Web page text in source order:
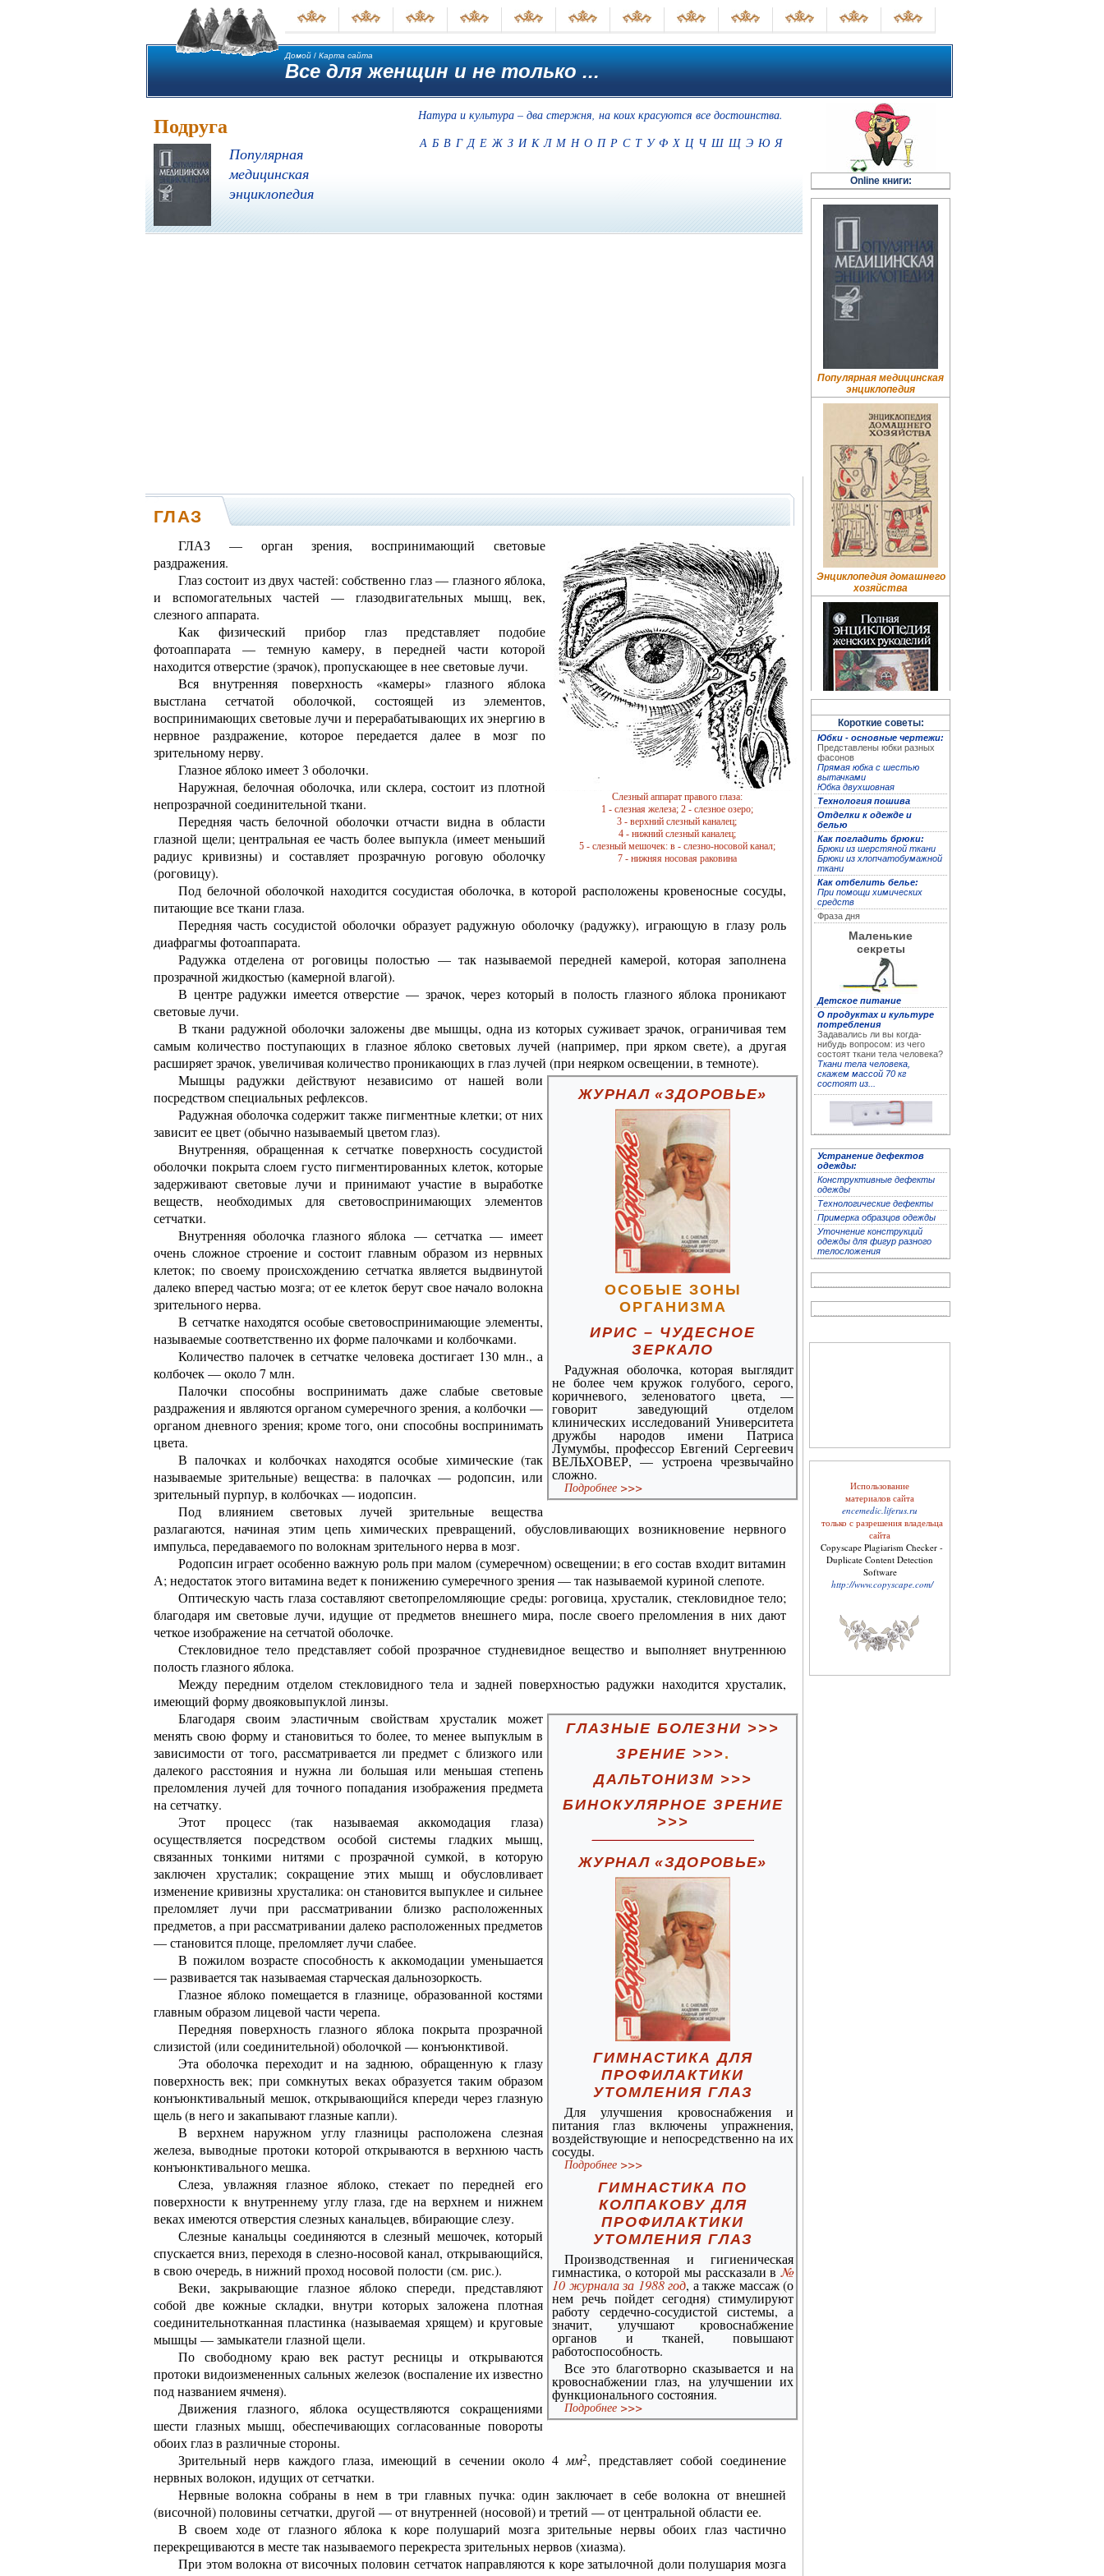
Домой / Карта сайта
Все для женщин и не только ...
Подруга
Популярная
медицинская
энциклопедия
Натура и культура – два стержня, на коих красуются все достоинства.
А Б В Г Д Е Ж З И К Л М Н О П Р С Т У Ф Х Ц Ч Ш Щ Э Ю Я
ГЛАЗ
Слезный аппарат правого глаза:
1 - слезная железа; 2 - слезное озеро;
3 - верхний слезный каналец;
4 - нижний слезный каналец;
5 - слезный мешочек: в - слезно-носовой канал;
7 - нижняя носовая раковина
ГЛАЗ — орган зрения, воспринимающий световые
раздражения.
Глаз состоит из двух частей: собственно глаз — глазного яблока,
и вспомогательных частей — глазодвигательных мышц, век,
слезного аппарата.
Как физический прибор глаз представляет подобие
фотоаппарата — темную камеру, в передней части которой
находится отверстие (зрачок), пропускающее в нее световые лучи.
Вся внутренняя поверхность «камеры» глазного яблока
выстлана сетчатой оболочкой, состоящей из элементов,
воспринимающих световые лучи и перерабатывающих их энергию в
нервное раздражение, которое передается далее в мозг по
зрительному нерву.
Глазное яблоко имеет 3 оболочки.
Наружная, белочная оболочка, или склера, состоит из плотной
непрозрачной соединительной ткани.
Передняя часть белочной оболочки отчасти видна в области
глазной щели; центральная ее часть более выпукла (имеет меньший
радиус кривизны) и составляет прозрачную роговую оболочку
(роговицу).
Под белочной оболочкой находится сосудистая оболочка, в которой расположены кровеносные сосуды,
питающие все ткани глаза.
Передняя часть сосудистой оболочки образует радужную оболочку (радужку), играющую в глазу роль
диафрагмы фотоаппарата.
Радужка отделена от роговицы полостью — так называемой передней камерой, которая заполнена
прозрачной жидкостью (камерной влагой).
В центре радужки имеется отверстие — зрачок, через который в полость глазного яблока проникают
световые лучи.
В ткани радужной оболочки заложены две мышцы, одна из которых суживает зрачок, ограничивая тем
самым количество поступающих в глазное яблоко световых лучей (например, при ярком свете), а другая
расширяет зрачок, увеличивая количество проникающих в глаз лучей (при неярком освещении, в темноте).
ЖУРНАЛ «ЗДОРОВЬЕ»
ОСОБЫЕ ЗОНЫ
ОРГАНИЗМА
ИРИС – ЧУДЕСНОЕ
ЗЕРКАЛО
Радужная оболочка, которая выглядит
не более чем кружок голубого, серого,
коричневого, зеленоватого цвета, —
говорит заведующий отделом
клинических исследований Университета
дружбы народов имени Патриса
Лумумбы, профессор Евгений Сергеевич
ВЕЛЬХОВЕР, — устроена чрезвычайно
сложно.
Подробнее >>>
Мышцы радужки действуют независимо от нашей воли
посредством специальных рефлексов.
Радужная оболочка содержит также пигментные клетки; от них
зависит ее цвет (обычно называемый цветом глаз).
Внутренняя, обращенная к сетчатке поверхность сосудистой
оболочки покрыта слоем густо пигментированных клеток, которые
задерживают световые лучи и принимают участие в выработке
веществ, необходимых для световоспринимающих элементов
сетчатки.
Внутренняя оболочка глазного яблока — сетчатка — имеет
очень сложное строение и состоит главным образом из нервных
клеток; по своему происхождению сетчатка является выдвинутой
далеко вперед частью мозга; от ее клеток берут свое начало волокна
зрительного нерва.
В сетчатке находятся особые световоспринимающие элементы,
называемые соответственно их форме палочками и колбочками.
Количество палочек в сетчатке человека достигает 130 млн., а
колбочек — около 7 млн.
Палочки способны воспринимать даже слабые световые
раздражения и являются органом сумеречного зрения, а колбочки —
органом дневного зрения; кроме того, они способны воспринимать
цвета.
В палочках и колбочках находятся особые химические (так
называемые зрительные) вещества: в палочках — родопсин, или
зрительный пурпур, в колбочках — иодопсин.
Под влиянием световых лучей зрительные вещества
разлагаются, начиная этим цепь химических превращений, обусловливающих возникновение нервного
импульса, передаваемого по волокнам зрительного нерва в мозг.
Родопсин играет особенно важную роль при малом (сумеречном) освещении; в его состав входит витамин
А; недостаток этого витамина ведет к понижению сумеречного зрения — так называемой куриной слепоте.
Оптическую часть глаза составляют светопреломляющие среды: роговица, хрусталик, стекловидное тело;
благодаря им световые лучи, идущие от предметов внешнего мира, после своего преломления в них дают
четкое изображение на сетчатой оболочке.
Стекловидное тело представляет собой прозрачное студневидное вещество и выполняет внутреннюю
полость глазного яблока.
Между передним отделом стекловидного тела и задней поверхностью радужки находится хрусталик,
имеющий форму двояковыпуклой линзы.
ГЛАЗНЫЕ БОЛЕЗНИ >>>
ЗРЕНИЕ >>>.
ДАЛЬТОНИЗМ >>>
БИНОКУЛЯРНОЕ ЗРЕНИЕ
>>>
ЖУРНАЛ «ЗДОРОВЬЕ»
ГИМНАСТИКА ДЛЯ
ПРОФИЛАКТИКИ
УТОМЛЕНИЯ ГЛАЗ
Для улучшения кровоснабжения и
питания глаз включены упражнения,
воздействующие и непосредственно на их
сосуды.
Подробнее >>>
ГИМНАСТИКА ПО
КОЛПАКОВУ ДЛЯ
ПРОФИЛАКТИКИ
УТОМЛЕНИЯ ГЛАЗ
Производственная и гигиеническая
гимнастика, о которой мы рассказали в №
10 журнала за 1988 год, а также массаж (о
нем речь пойдет сегодня) стимулируют
работу сердечно-сосудистой системы, а
значит, улучшают кровоснабжение
органов и тканей, повышают
работоспособность.
Все это благотворно сказывается и на
кровоснабжении глаз, на улучшении их
функционального состояния.
Подробнее >>>
Благодаря своим эластичным свойствам хрусталик может
менять свою форму и становиться то более, то менее выпуклым в
зависимости от того, рассматривается ли предмет с близкого или
далекого расстояния и нужна ли большая или меньшая степень
преломления лучей для точного попадания изображения предмета
на сетчатку.
Этот процесс (так называемая аккомодация глаза)
осуществляется посредством особой системы гладких мышц,
связанных тонкими нитями с прозрачной сумкой, в которую
заключен хрусталик; сокращение этих мышц и обусловливает
изменение кривизны хрусталика: он становится выпуклее и сильнее
преломляет лучи при рассматривании близко расположенных
предметов, а при рассматривании далеко расположенных предметов
— становится площе, преломляет лучи слабее.
В пожилом возрасте способность к аккомодации уменьшается
— развивается так называемая старческая дальнозоркость.
Глазное яблоко помещается в глазнице, образованной костями
главным образом лицевой части черепа.
Передняя поверхность глазного яблока покрыта прозрачной
слизистой (или соединительной) оболочкой — конъюнктивой.
Эта оболочка переходит и на заднюю, обращенную к глазу
поверхность век; при сомкнутых веках образуется таким образом
конъюнктивальный мешок, открывающийся кпереди через глазную
щель (в него и закапывают глазные капли).
В верхнем наружном углу глазницы расположена слезная
железа, выводные протоки которой открываются в верхнюю часть
конъюнктивального мешка.
Слеза, увлажняя глазное яблоко, стекает по передней его
поверхности к внутреннему углу глаза, где на верхнем и нижнем
веках имеются отверстия слезных канальцев, вбирающие слезу.
Слезные канальцы соединяются в слезный мешочек, который
спускается вниз, переходя в слезно-носовой канал, открывающийся,
в свою очередь, в нижний проход носовой полости (см. рис.).
Веки, закрывающие глазное яблоко спереди, представляют
собой две кожные складки, внутри которых заложена плотная
соединительнотканная пластинка (называемая хрящем) и круговые
мышцы — замыкатели глазной щели.
По свободному краю век растут ресницы и открываются
протоки видоизмененных сальных железок (воспаление их известно
под названием ячменя).
Движения глазного, яблока осуществляются сокращениями
шести глазных мышц, обеспечивающих согласованные повороты
обоих глаз в различные стороны.
Зрительный нерв каждого глаза, имеющий в сечении около 4 мм2, представляет собой соединение
нервных волокон, идущих от сетчатки.
Нервные волокна собраны в нем в три главных пучка: один заключает в себе волокна от внешней
(височной) половины сетчатки, другой — от внутренней (носовой) и третий — от центральной области ее.
В своем ходе от глазного яблока к коре полушарий мозга зрительные нервы обоих глаз частично
перекрещиваются в месте так называемого перекреста зрительных нервов (хиазма).
При этом волокна от височных половин сетчаток направляются к коре затылочной доли полушария мозга
Online книги:
Популярная медицинская
энциклопедия
Энциклопедия домашнего
хозяйства
Полная энциклопедия
женских рукоделий
Кройка и пошив дома
Устранение дефектов
одежды
Архив журнала "Твоё
здоровье"
Короткие советы:
Юбки - основные чертежи:
Представлены юбки разных
фасонов
Прямая юбка с шестью
вытачками
Юбка двухшовная
Технология пошива
Отделки к одежде и
белью
Как погладить брюки:
Брюки из шерстяной ткани
Брюки из хлопчатобу­мажной
ткани
Как отбелить белье:
При помощи химических
средств
Фраза дня
Маленькие
секреты
Детское питание
О продуктах и культуре
потребления
Задавались ли вы когда-
нибудь вопросом: из чего
состоят ткани тела человека?
Ткани тела человека,
скажем массой 70 кг
состоят из...
Устранение дефектов
одежды:
Конструктивные дефекты
одежды
Технологичес­кие дефекты
Примерка образцов одежды
Уточнение конструкций
одежды для фигур разного
телосложения
Использование
материалов сайта
encemedic.liferus.ru
только с разрешения владельца
сайта
Copyscape Plagiarism Checker -
Duplicate Content Detection
Software
http://www.copyscape.com/